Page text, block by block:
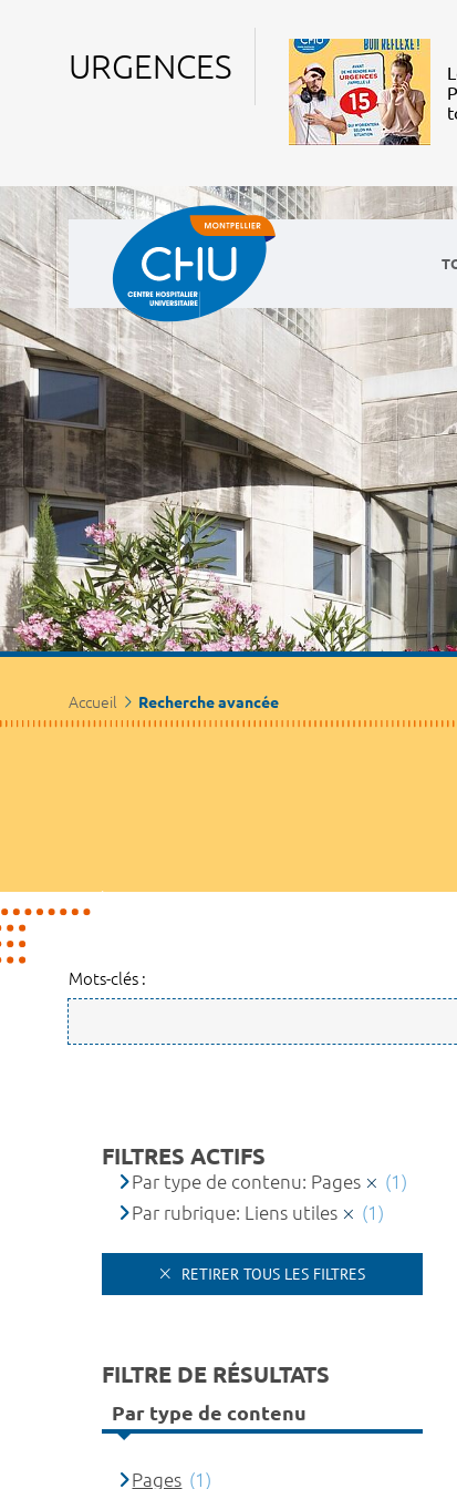
URGENCES
Accueil Recherche avancée
Mots-clés :
FILTRES ACTIFS
Par type de contenu: Pages
(1)
Par rubrique: Liens utiles
(1)
RETIRER TOUS LES FILTRES
FILTRE DE RÉSULTATS
Par type de contenu
Pages (1)